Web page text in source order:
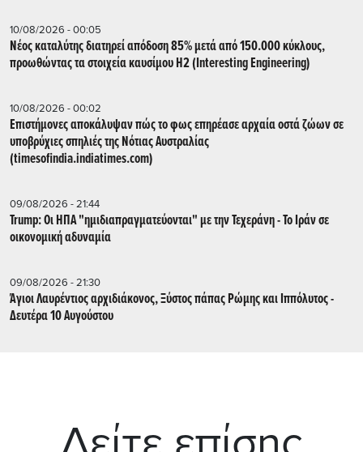
10/08/2026 - 00:05
Nέος καταλύτης διατηρεί απόδοση 85% μετά από 150.000 κύκλους,
προωθώντας τα στοιχεία καυσίμου H2 (Interesting Engineering)
10/08/2026 - 00:02
Επιστήμονες αποκάλυψαν πώς το φως επηρέασε αρχαία οστά ζώων σε
υποβρύχιες σπηλιές της Νότιας Αυστραλίας
(timesofindia.indiatimes.com)
09/08/2026 - 21:44
Trump: Οι ΗΠΑ "ημιδιαπραγματεύονται" με την Τεχεράνη - Το Ιράν σε
οικονομική αδυναμία
09/08/2026 - 21:30
Άγιοι Λαυρέντιος αρχιδιάκονος, Ξύστος πάπας Ρώμης και Ιππόλυτος -
Δευτέρα 10 Αυγούστου